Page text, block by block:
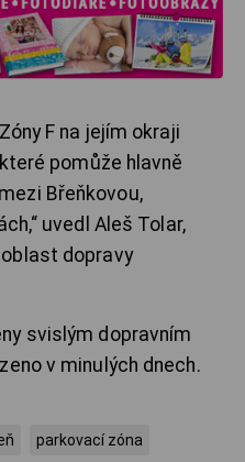
F na jejím okraji
pomůže hlavně
Břeňkovou,
uvedl Aleš Tolar,
dopravy
svislým dopravním
v minulých dnech.
parkovací zóna